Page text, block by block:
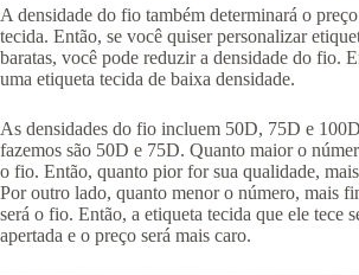
A densidade do fio também determinará o
tecida. Então, se você quiser personalizar
baratas, você pode reduzir a densidade do fio.
uma etiqueta tecida de baixa densidade.
As densidades do fio incluem 50D, 75D e
fazemos são 50D e 75D. Quanto maior o
o fio. Então, quanto pior for sua qualidade,
Por outro lado, quanto menor o número, mais
será o fio. Então, a etiqueta tecida que ele tece
apertada e o preço será mais caro.